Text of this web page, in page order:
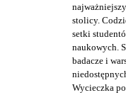
stolicy.
setki
naukowych.
badacze i
Wycieczka